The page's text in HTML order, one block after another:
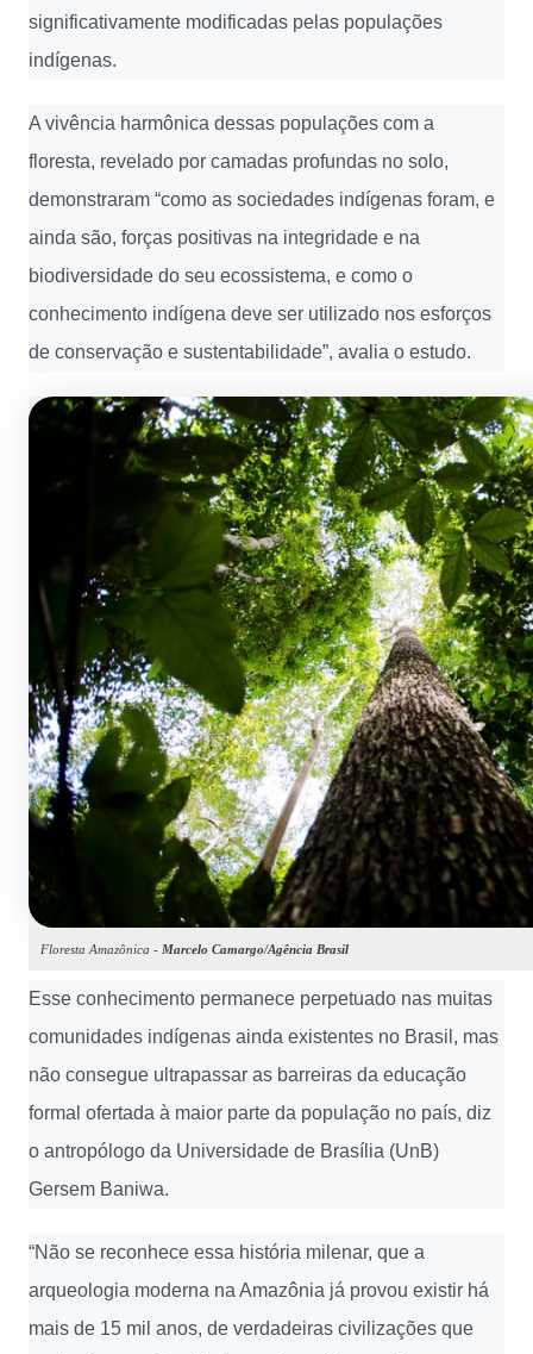
significativamente modificadas pelas populações
indígenas.
A vivência harmônica dessas populações com a
floresta, revelado por camadas profundas no solo,
demonstraram “como as sociedades indígenas foram, e
ainda são, forças positivas na integridade e na
biodiversidade do seu ecossistema, e como o
conhecimento indígena deve ser utilizado nos esforços
de conservação e sustentabilidade”, avalia o estudo.
Floresta Amazônica - Marcelo Camargo/Agência Brasil
Esse conhecimento permanece perpetuado nas muitas
comunidades indígenas ainda existentes no Brasil, mas
não consegue ultrapassar as barreiras da educação
formal ofertada à maior parte da população no país, diz
o antropólogo da Universidade de Brasília (UnB)
Gersem Baniwa.
“Não se reconhece essa história milenar, que a
arqueologia moderna na Amazônia já provou existir há
mais de 15 mil anos, de verdadeiras civilizações que